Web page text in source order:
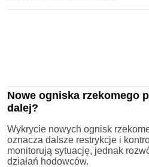
Nowe ogniska rzekomego
dalej?
Wykrycie nowych ognisk
oznacza dalsze restrykcje i
monitorują sytuację, jednak
działań hodowców.